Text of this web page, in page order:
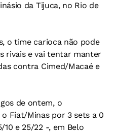
da Tijuca, no Rio de
o time carioca não pode
rivais e vai tentar manter
contra Cimed/Macaé e
de ontem, o
Fiat/Minas por 3 sets a 0
e 25/22 -, em Belo